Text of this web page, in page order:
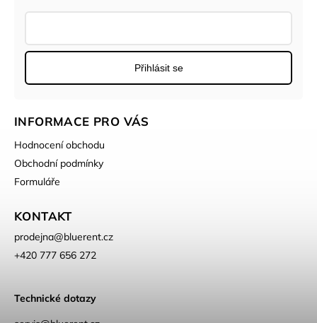
Přihlásit se
INFORMACE PRO VÁS
Hodnocení obchodu
Obchodní podmínky
Formuláře
KONTAKT
prodejna@bluerent.cz
+420 777 656 272
Technické dotazy